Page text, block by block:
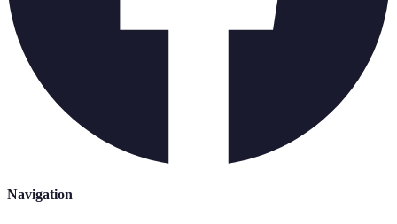
Navigation